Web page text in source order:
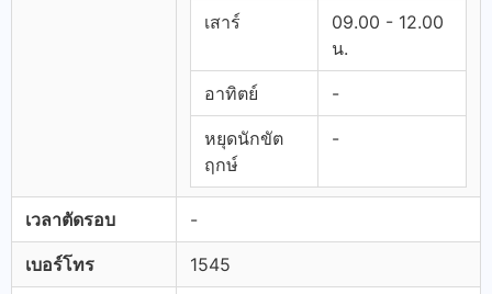
เสาร์
09.00 - 12.00
น.
อาทิตย์ -
หยุดนักขัต
ฤกษ์
-
เวลาตัดรอบ -
เบอร์โทร 1545